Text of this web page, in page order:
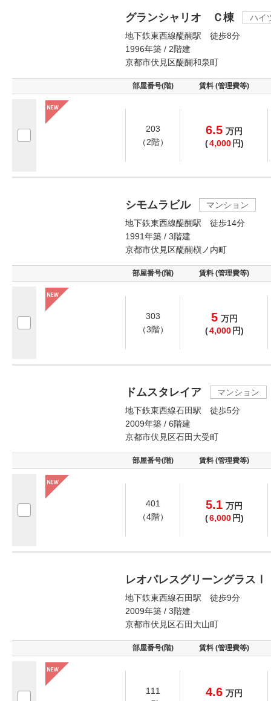
グランシャリオ Ｃ棟
ハイ
地下鉄東西線醍醐駅 徒歩8分
1996年築 / 2階建
京都市伏見区醍醐和泉町
部屋番号(階) 賃料 (管理費等)
203
（2階）
6.5 万円
(4,000 円)
シモムラビル
マンション
地下鉄東西線醍醐駅 徒歩14分
1991年築 / 3階建
京都市伏見区醍醐槇ノ内町
部屋番号(階) 賃料 (管理費等)
303
（3階）
5 万円
(4,000 円)
ドムスタレイア
マンション
地下鉄東西線石田駅 徒歩5分
2009年築 / 6階建
京都市伏見区石田大受町
部屋番号(階) 賃料 (管理費等)
401
（4階）
5.1 万円
(6,000 円)
レオパレスグリーングラスⅠ
地下鉄東西線石田駅 徒歩9分
2009年築 / 3階建
京都市伏見区石田大山町
部屋番号(階) 賃料 (管理費等)
111
4.6 万円